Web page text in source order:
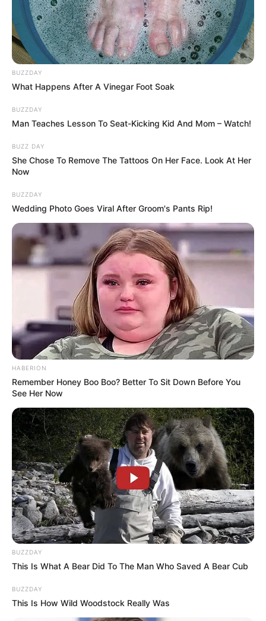
BUZZDAY
What Happens After A Vinegar Foot Soak
BUZZDAY
Man Teaches Lesson To Seat-Kicking Kid And Mom – Watch!
BUZZ DAY
She Chose To Remove The Tattoos On Her Face. Look At Her
Now
BUZZDAY
Wedding Photo Goes Viral After Groom's Pants Rip!
HABERION
Remember Honey Boo Boo? Better To Sit Down Before You
See Her Now
BUZZDAY
This Is What A Bear Did To The Man Who Saved A Bear Cub
BUZZDAY
This Is How Wild Woodstock Really Was